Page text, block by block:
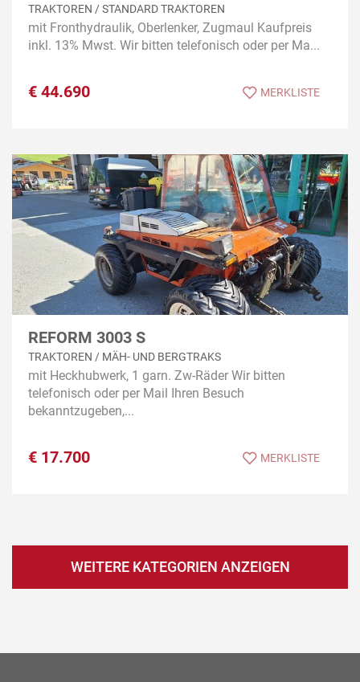
TRAKTOREN / STANDARD TRAKTOREN
mit Fronthydraulik, Oberlenker, Zugmaul Kaufpreis
inkl. 13% Mwst. Wir bitten telefonisch oder per Ma...
€ 44.690 MERKLISTE
REFORM 3003 S
TRAKTOREN / MÄH- UND BERGTRAKS
mit Heckhubwerk, 1 garn. Zw-Räder Wir bitten
telefonisch oder per Mail Ihren Besuch
bekanntzugeben,...
€ 17.700 MERKLISTE
WEITERE KATEGORIEN ANZEIGEN